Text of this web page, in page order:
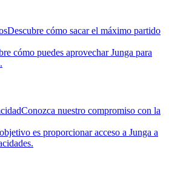
Descubre cómo sacar el máximo partido
cómo puedes aprovechar Junga para
Conozca nuestro compromiso con la
es proporcionar acceso a Junga a